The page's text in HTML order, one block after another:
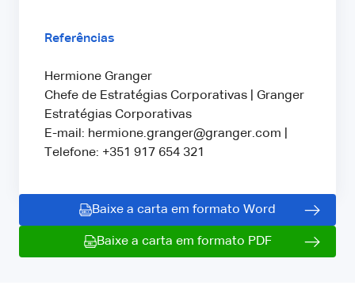
Referências
Hermione Granger
Chefe de Estratégias Corporativas | Granger
Estratégias Corporativas
E-mail: hermione.granger@granger.com |
Telefone: +351 917 654 321
Baixe a carta em formato Word
Baixe a carta em formato PDF